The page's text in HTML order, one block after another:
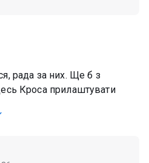
рада за них. Ще б з
Кроса прилаштувати